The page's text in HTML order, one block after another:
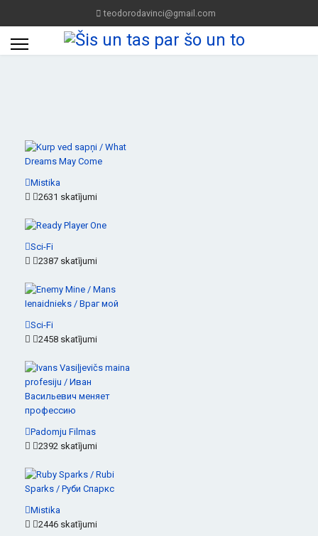
teodorodavinci@gmail.com
Mistika
2631 skatījumi
Sci-Fi
2387 skatījumi
Sci-Fi
2458 skatījumi
Padomju Filmas
2392 skatījumi
Mistika
2446 skatījumi